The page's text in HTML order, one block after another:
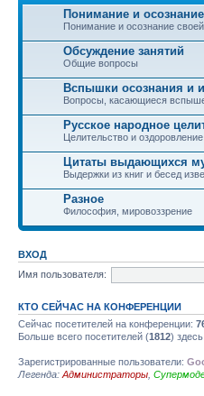
Понимание и осознание
Понимание и осознание
Обсуждение занятий
Общие вопросы
Вспышки осознания и
Вопросы, касающиеся
Русское народное
Целительство и оздоровление
Цитаты выдающихся
Выдержки из книг и бесед
Разное
Философия, мировоззрение
ВХОД
Имя пользователя:
КТО СЕЙЧАС НА КОНФЕРЕНЦИИ
Сейчас посетителей на конференции:
Больше всего посетителей (1812)
Зарегистрированные пользователи:
Легенда: Администраторы